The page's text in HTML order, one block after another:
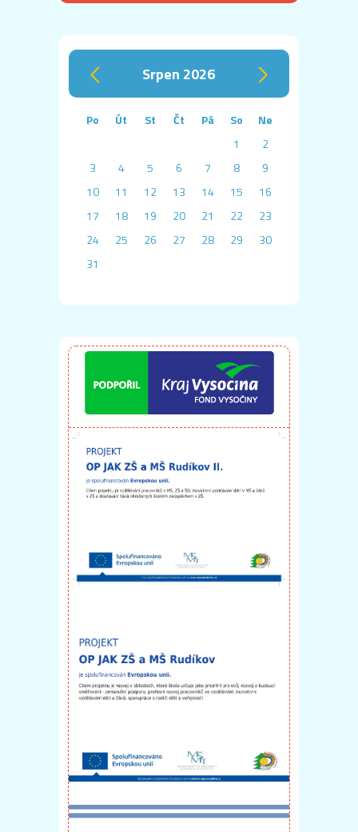
‹ srpen 2026 ›
Po Út St Čt Pá So
Ne
1
2
3
4 5 6 7 8
9
10
11 12 13 14 15
16
17
18 19 20 21 22
23
24
25 26 27 28 29
30
31